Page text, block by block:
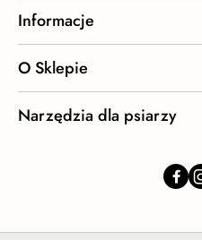
Informacje
O Sklepie
Narzędzia dla psiarzy